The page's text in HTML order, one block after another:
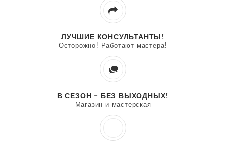
ЛУЧШИЕ КОНСУЛЬТАНТЫ!
Осторожно! Работают мастера!
В СЕЗОН - БЕЗ ВЫХОДНЫХ!
Магазин и мастерская